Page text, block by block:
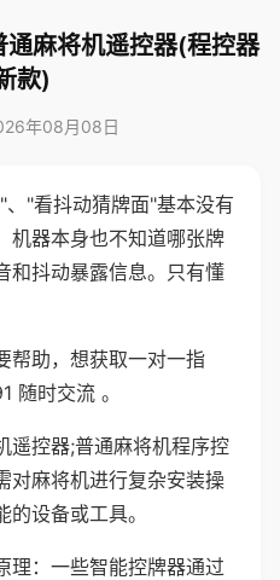
麻将机遥控器(程控器
款)
年08月08日
"看抖动猜牌面"基本没有
机器本身也不知道哪张牌
和抖动暴露信息。只有懂
帮助，想获取一对一指
随时交流 。
遥控器;普通麻将机程序控
对麻将机进行复杂安装操
设备或工具。
理：一些智能控牌器通过